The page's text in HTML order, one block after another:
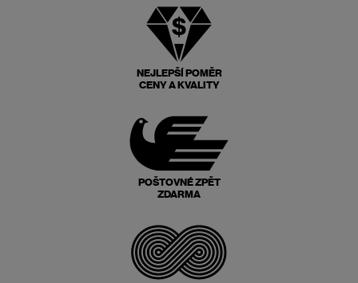
NEJLEPŠÍ POMĚR
CENY A KVALITY
POŠTOVNÉ ZPĚT
ZDARMA